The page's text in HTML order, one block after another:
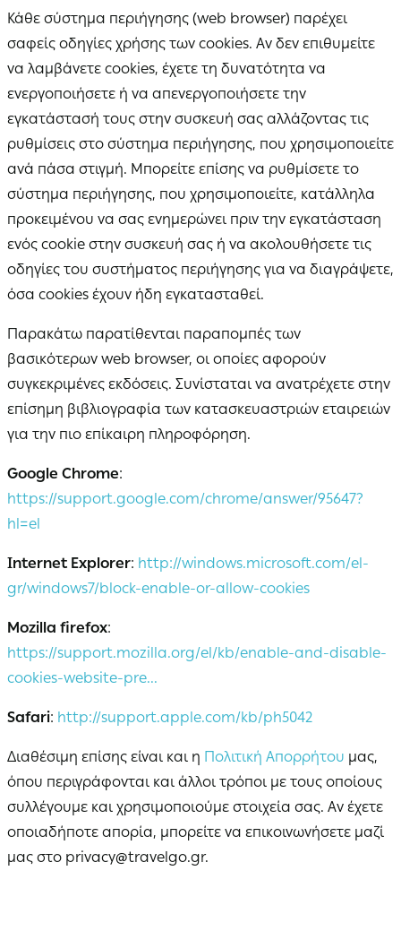
Κάθε σύστημα περιήγησης (web browser) παρέχει
σαφείς οδηγίες χρήσης των cookies. Αν δεν επιθυμείτε
να λαμβάνετε cookies, έχετε τη δυνατότητα να
ενεργοποιήσετε ή να απενεργοποιήσετε την
εγκατάστασή τους στην συσκευή σας αλλάζοντας τις
ρυθμίσεις στο σύστημα περιήγησης, που χρησιμοποιείτε
ανά πάσα στιγμή. Μπορείτε επίσης να ρυθμίσετε το
σύστημα περιήγησης, που χρησιμοποιείτε, κατάλληλα
προκειμένου να σας ενημερώνει πριν την εγκατάσταση
ενός cookie στην συσκευή σας ή να ακολουθήσετε τις
οδηγίες του συστήματος περιήγησης για να διαγράψετε,
όσα cookies έχουν ήδη εγκατασταθεί.
Παρακάτω παρατίθενται παραπομπές των
βασικότερων web browser, οι οποίες αφορούν
συγκεκριμένες εκδόσεις. Συνίσταται να ανατρέχετε στην
επίσημη βιβλιογραφία των κατασκευαστριών εταιρειών
για την πιο επίκαιρη πληροφόρηση.
Google Chrome:
https://support.google.com/chrome/answer/95647?
hl=el
Internet Explorer: http://windows.microsoft.com/el-
gr/windows7/block-enable-or-allow-cookies
Mozilla firefox:
https://support.mozilla.org/el/kb/enable-and-disable-
cookies-website-pre...
Safari: http://support.apple.com/kb/ph5042
Διαθέσιμη επίσης είναι και η Πολιτική Απορρήτου μας,
όπου περιγράφονται και άλλοι τρόποι με τους οποίους
συλλέγουμε και χρησιμοποιούμε στοιχεία σας. Αν έχετε
οποιαδήποτε απορία, μπορείτε να επικοινωνήσετε μαζί
μας στο privacy@travelgo.gr.